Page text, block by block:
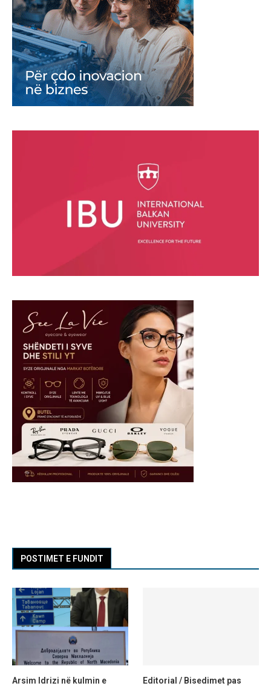
POSTIMET E FUNDIT
Arsim Idrizi në kulmin e
Editorial / Bisedimet pas